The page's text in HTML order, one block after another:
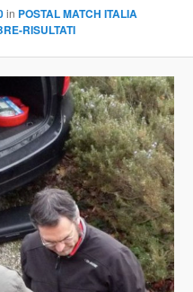
in POSTAL MATCH ITALIA
RISULTATI